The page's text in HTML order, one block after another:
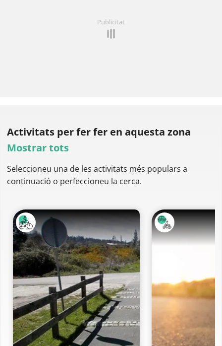
Publicitat
Activitats per ferfer en aquesta zona
Mostrar tots
Seleccioneu una de les activitats més populars a
continuació o perfeccioneu la cerca.